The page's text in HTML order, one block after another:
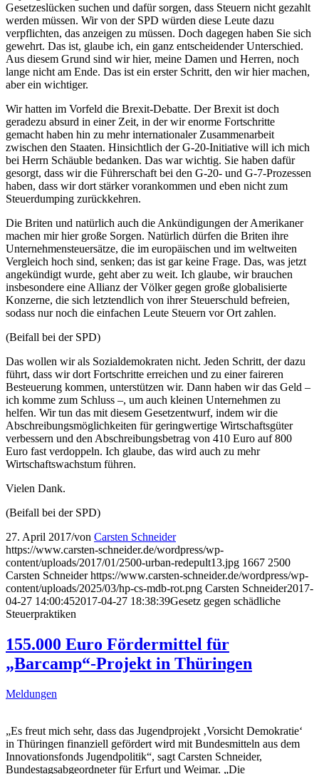
Gesetzeslücken suchen und dafür sorgen, dass Steuern nicht gezahlt
werden müssen. Wir von der SPD würden diese Leute dazu
verpflichten, das anzeigen zu müssen. Doch dagegen haben Sie sich
gewehrt. Das ist, glaube ich, ein ganz entscheidender Unterschied.
Aus diesem Grund sind wir hier, meine Damen und Herren, noch
lange nicht am Ende. Das ist ein erster Schritt, den wir hier machen,
aber ein wichtiger.
Wir hatten im Vorfeld die Brexit-Debatte. Der Brexit ist doch
geradezu absurd in einer Zeit, in der wir enorme Fortschritte
gemacht haben hin zu mehr internationaler Zusammenarbeit
zwischen den Staaten. Hinsichtlich der G-20-Initiative will ich mich
bei Herrn Schäuble bedanken. Das war wichtig. Sie haben dafür
gesorgt, dass wir die Führerschaft bei den G-20- und G-7-Prozessen
haben, dass wir dort stärker vorankommen und eben nicht zum
Steuerdumping zurückkehren.
Die Briten und natürlich auch die Ankündigungen der Amerikaner
machen mir hier große Sorgen. Natürlich dürfen die Briten ihre
Unternehmensteuersätze, die im europäischen und im weltweiten
Vergleich hoch sind, senken; das ist gar keine Frage. Das, was jetzt
angekündigt wurde, geht aber zu weit. Ich glaube, wir brauchen
insbesondere eine Allianz der Völker gegen große globalisierte
Konzerne, die sich letztendlich von ihrer Steuerschuld befreien,
sodass nur noch die einfachen Leute Steuern vor Ort zahlen.
(Beifall bei der SPD)
Das wollen wir als Sozialdemokraten nicht. Jeden Schritt, der dazu
führt, dass wir dort Fortschritte erreichen und zu einer faireren
Besteuerung kommen, unterstützen wir. Dann haben wir das Geld –
ich komme zum Schluss –, um auch kleinen Unternehmen zu
helfen. Wir tun das mit diesem Gesetzentwurf, indem wir die
Abschreibungsmöglichkeiten für geringwertige Wirtschaftsgüter
verbessern und den Abschreibungsbetrag von 410 Euro auf 800
Euro fast verdoppeln. Ich glaube, das wird auch zu mehr
Wirtschaftswachstum führen.
Vielen Dank.
(Beifall bei der SPD)
27. April 2017/von Carsten Schneider
https://www.carsten-schneider.de/wordpress/wp-
content/uploads/2017/01/2500-urban-redepult13.jpg 1667 2500
Carsten Schneider https://www.carsten-schneider.de/wordpress/wp-
content/uploads/2025/03/hp-cs-mdb-rot.png Carsten Schneider2017-
04-27 14:00:452017-04-27 18:38:39Gesetz gegen schädliche
Steuerpraktiken
155.000 Euro Fördermittel für
„Barcamp“-Projekt in Thüringen
Meldungen
„Es freut mich sehr, dass das Jugendprojekt ‚Vorsicht Demokratie‘
in Thüringen finanziell gefördert wird mit Bundesmitteln aus dem
Innovationsfonds Jugendpolitik“, sagt Carsten Schneider,
Bundestagsabgeordneter für Erfurt und Weimar. „Die